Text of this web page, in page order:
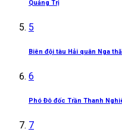
Quảng Trị
5
Biên đội tàu Hải quân Nga
6
Phó Đô đốc Trần Thanh
7